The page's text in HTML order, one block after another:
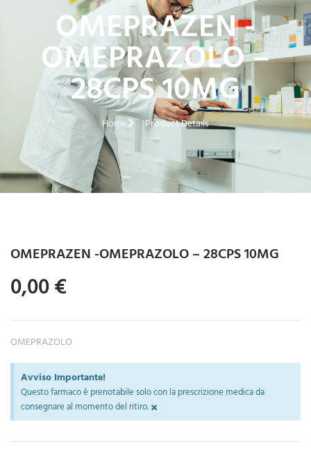
OMEPRAZEN -
OMEPRAZOLO –
28CPS 10MG
Home Product Details
OMEPRAZEN -OMEPRAZOLO – 28CPS 10MG
0,00€
OMEPRAZOLO
Avviso Importante!
Questo farmaco è prenotabile solo con la prescrizione medica da
consegnare al momento del ritiro.×